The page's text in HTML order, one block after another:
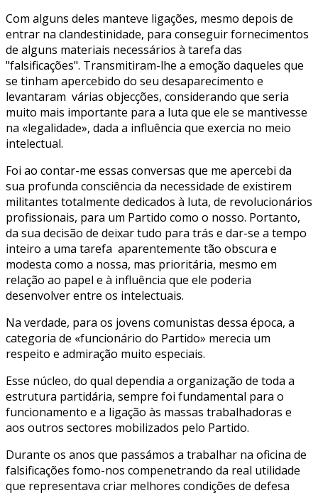
Com alguns deles manteve ligações, mesmo depois de
entrar na clandestinidade, para conseguir fornecimentos
de alguns materiais necessários à tarefa das
"falsificações". Transmitiram-lhe a emoção daqueles que
se tinham apercebido do seu desaparecimento e
levantaram várias objecções, considerando que seria
muito mais importante para a luta que ele se mantivesse
na «legalidade», dada a influência que exercia no meio
intelectual.
Foi ao contar-me essas conversas que me apercebi da
sua profunda consciência da necessidade de existirem
militantes totalmente dedicados à luta, de revolucionários
profissionais, para um Partido como o nosso. Portanto,
da sua decisão de deixar tudo para trás e dar-se a tempo
inteiro a uma tarefa aparentemente tão obscura e
modesta como a nossa, mas prioritária, mesmo em
relação ao papel e à influência que ele poderia
desenvolver entre os intelectuais.
Na verdade, para os jovens comunistas dessa época, a
categoria de «funcionário do Partido» merecia um
respeito e admiração muito especiais.
Esse núcleo, do qual dependia a organização de toda a
estrutura partidária, sempre foi fundamental para o
funcionamento e a ligação às massas trabalhadoras e
aos outros sectores mobilizados pelo Partido.
Durante os anos que passámos a trabalhar na oficina de
falsificações fomo-nos compenetrando da real utilidade
que representava criar melhores condições de defesa